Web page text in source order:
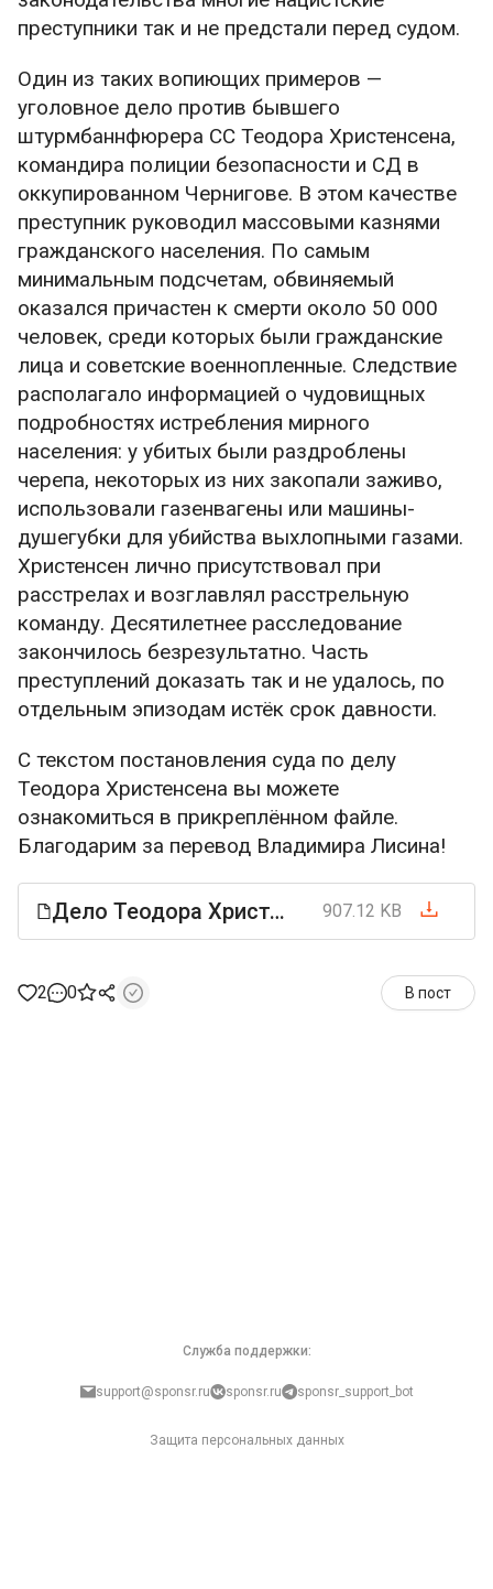
преступники так и не предстали перед судом.
Один из таких вопиющих примеров —
уголовное дело против бывшего
штурмбаннфюрера СС Теодора Христенсена,
командира полиции безопасности и СД в
оккупированном Чернигове. В этом качестве
преступник руководил массовыми казнями
гражданского населения. По самым
минимальным подсчетам, обвиняемый
оказался причастен к смерти около 50 000
человек, среди которых были гражданские
лица и советские военнопленные. Следствие
располагало информацией о чудовищных
подробностях истребления мирного
населения: у убитых были раздроблены
черепа, некоторых из них закопали заживо,
использовали газенвагены или машины-
душегубки для убийства выхлопными газами.
Христенсен лично присутствовал при
расстрелах и возглавлял расстрельную
команду. Десятилетнее расследование
закончилось безрезультатно. Часть
преступлений доказать так и не удалось, по
отдельным эпизодам истёк срок давности.
С текстом постановления суда по делу
Теодора Христенсена вы можете
ознакомиться в прикреплённом файле.
Благодарим за перевод Владимира Лисина!
Дело Теодора Христенсена.pdf 907.12 KB
2 0 В пост
Служба поддержки:
support@sponsr.ru sponsr.ru sponsr_support_bot
Защита персональных данных